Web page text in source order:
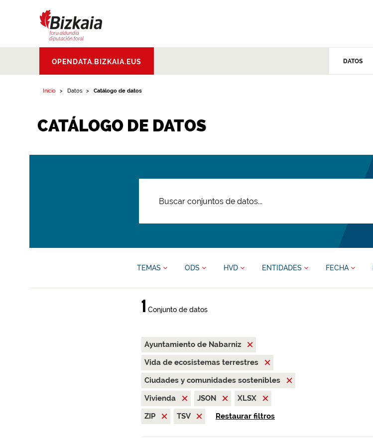
Aldundia.Diputacion
Foral de Bizkaia
OPENDATA.BIZKAIA.EUS DATOS
Inicio Datos Catálogo de datos
CATÁLOGO DE DATOS
TEMAS ODS HVD ENTIDADES FECHA
1 Conjunto de datos
Ayuntamiento de Nabarniz
Vida de ecosistemas terrestres
Ciudades y comunidades sostenibles
Vivienda
JSON
XLSX
ZIP
TSV Restaurar filtros